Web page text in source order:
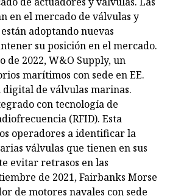
en el mercado de válvulas y
adoptando nuevas
su posición en el mercado.
de 2022, W&O Supply, un
marítimos con sede en EE.
digital de válvulas marinas.
con tecnología de
(RFID). Esta
operadores a identificar la
válvulas que tienen en sus
evitar retrasos en las
de 2021, Fairbanks Morse
de motores navales con sede